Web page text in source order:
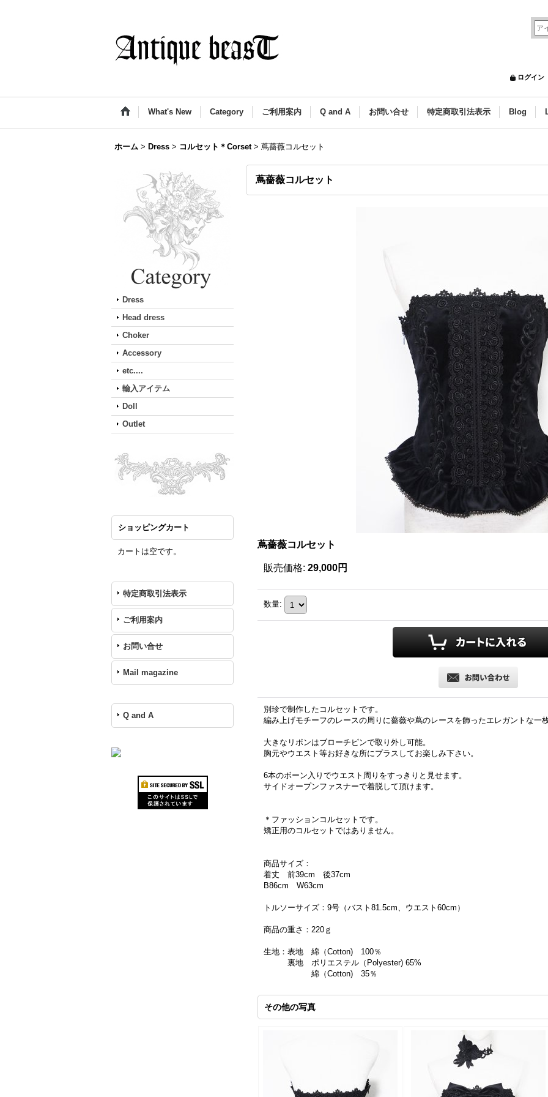
ログイン
What's New Category ご利用案内 Q and A お問い合せ 特定商取引法表示 Blog
ホーム > Dress > コルセット＊Corset > 蔦薔薇コルセット
Dress
Head dress
Choker
Accessory
etc....
輸入アイテム
Doll
Outlet
ショッピングカート
カートは空です。
特定商取引法表示
ご利用案内
お問い合せ
Mail magazine
Q and A
蔦薔薇コルセット
蔦薔薇コルセット
販売価格: 29,000円
数量:
別珍で制作したコルセットです。
編み上げモチーフのレースの周りに薔薇や蔦のレースを飾ったエレガントな一
大きなリボンはブローチピンで取り外し可能。
胸元やウエスト等お好きな所にプラスしてお楽しみ下さい。
6本のボーン入りでウエスト周りをすっきりと見せます。
サイドオープンファスナーで着脱して頂けます。
＊ファッションコルセットです。
矯正用のコルセットではありません。
商品サイズ：
着丈 前39cm 後37cm
B86cm W63cm
トルソーサイズ：9号（バスト81.5cm、ウエスト60cm）
商品の重さ：220ｇ
生地：表地 綿（Cotton) 100％
裏地 ポリエステル（Polyester) 65%
綿（Cotton) 35％
その他の写真